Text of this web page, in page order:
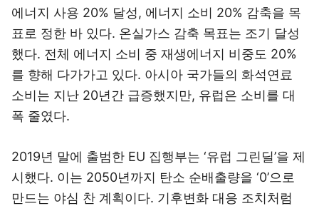
에너지 사용 20% 달성, 에너지 소비 20% 감축을 목
표로 정한 바 있다. 온실가스 감축 목표는 조기 달성
했다. 전체 에너지 소비 중 재생에너지 비중도 20%
를 향해 다가가고 있다. 아시아 국가들의 화석연료
소비는 지난 20년간 급증했지만, 유럽은 소비를 대
폭 줄였다.
2019년 말에 출범한 EU 집행부는 ‘유럽 그린딜’을 제
시했다. 이는 2050년까지 탄소 순배출량을 ‘0’으로
만드는 야심 찬 계획이다. 기후변화 대응 조치처럼